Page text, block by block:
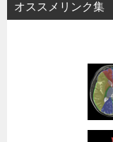
オススメリンク集